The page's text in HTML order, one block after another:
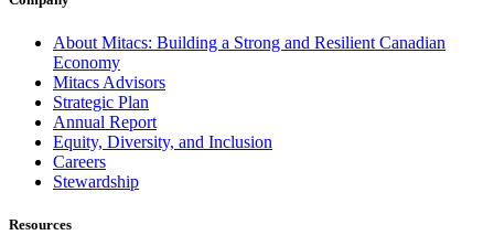
About Mitacs: Building a Strong and Resilient Canadian
Economy
Mitacs Advisors
Strategic Plan
Annual Report
Equity, Diversity, and Inclusion
Careers
Stewardship
Resources